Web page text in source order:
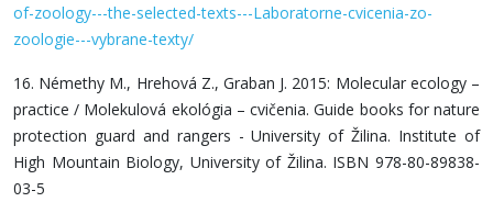
of-zoology---the-selected-texts---Laboratorne-cvicenia-zo-
zoologie---vybrane-texty/
16. Némethy M., Hrehová Z., Graban J. 2015: Molecular ecology –
practice / Molekulová ekológia – cvičenia. Guide books for nature
protection guard and rangers - University of Žilina. Institute of
High Mountain Biology, University of Žilina. ISBN 978-80-89838-
03-5